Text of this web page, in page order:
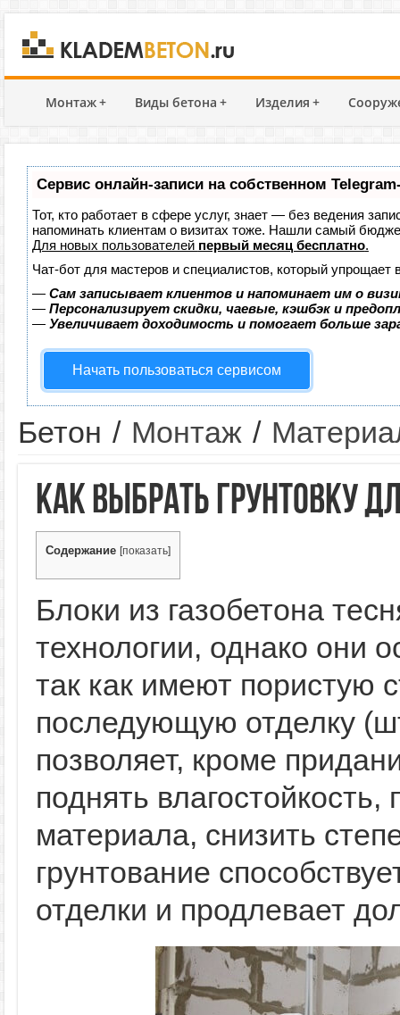
Монтаж+ Виды бетона + Изделия +
Сервис онлайн-записи на собственном
Тот, кто работает в сфере услуг, знает — без ведения
напоминать клиентам о визитах тоже. Нашли самый
Для новых пользователей первый месяц бесплатно.
Чат-бот для мастеров и специалистов, который упрощает
— Сам записывает клиентов и напоминает им о
— Персонализирует скидки, чаевые, кэшбэк и
— Увеличивает доходимость и помогает больше
Начать пользоваться сервисом
Бетон / Монтаж /
Как выбрать грунтовку
Содержание [показать]
Блоки из газобетона
технологии, однако они
так как имеют пористую
последующую отделку
позволяет, кроме
поднять
материала, снизить
грунтование
отделки и продлевает